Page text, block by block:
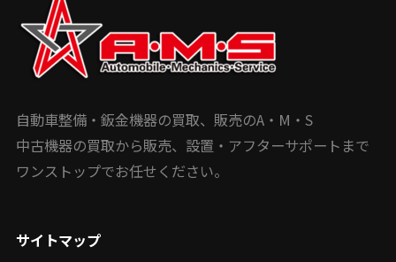
自動車整備・鈑金機器の買取、販売のA・M・S
中古機器の買取から販売、設置・アフターサポートまで
ワンストップでお任せください。
サイトマップ